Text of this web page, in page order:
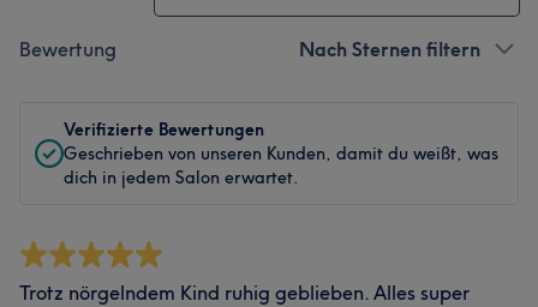
Bewertung Nach Sternen filtern
Verifizierte Bewertungen
Geschrieben von unseren Kunden, damit du weißt, was
dich in jedem Salon erwartet.
Trotz nörgelndem Kind ruhig geblieben. Alles super